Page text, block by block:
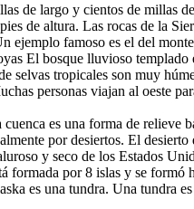
de largo y cientos de millas
de altura. Las rocas de la
ejemplo famoso es el del
El bosque lluvioso
selvas tropicales son muy
personas viajan al oeste
es una forma de relieve
por desiertos. El
y seco de los Estados
formada por 8 islas y se formó
es una tundra. Una tundra